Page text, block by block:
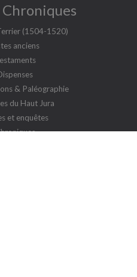
(1504-1520)
anciens
& Paléographie
du Haut Jura
et enquêtes